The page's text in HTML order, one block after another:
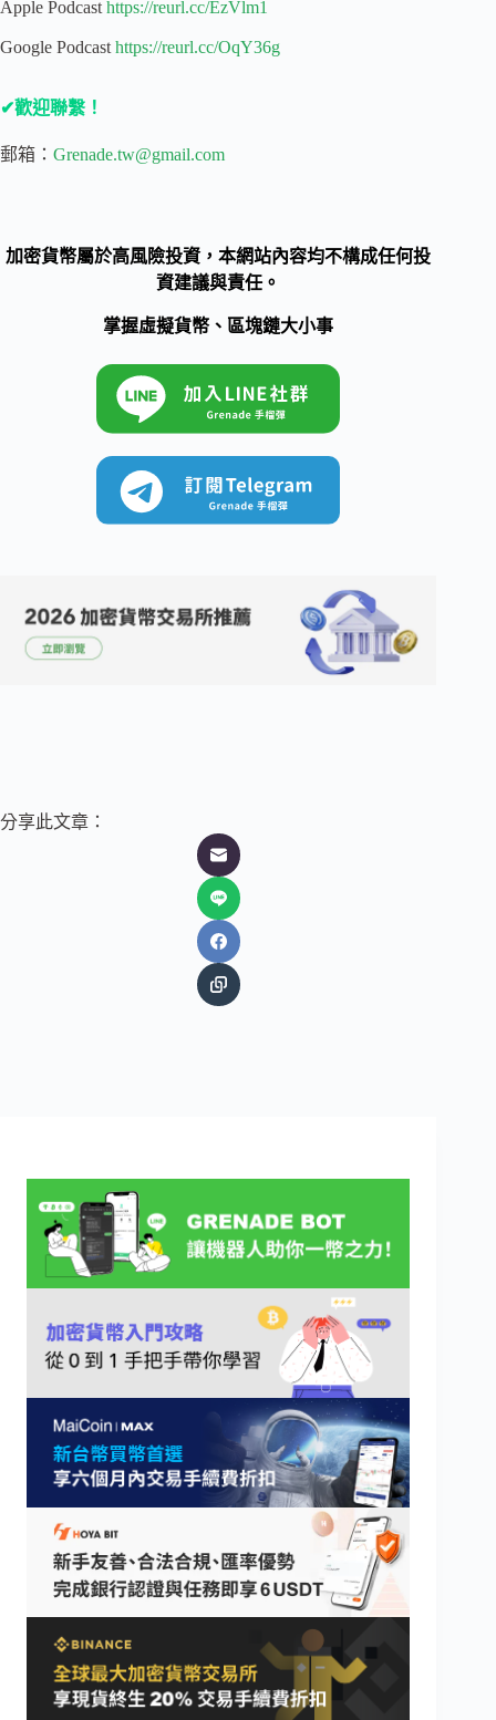
Apple Podcast https://reurl.cc/EzVlm1
Google Podcast https://reurl.cc/OqY36g
✔歡迎聯繫！
郵箱： Grenade.tw@gmail.com
加密貨幣屬於高風險投資，本網站內容均不構成任何投
資建議與責任。
掌握虛擬貨幣、區塊鏈大小事
分享此文章：